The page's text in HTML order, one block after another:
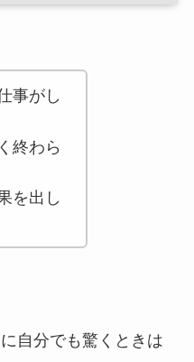
事がし
終わら
を出し
に自分でも驚くときは